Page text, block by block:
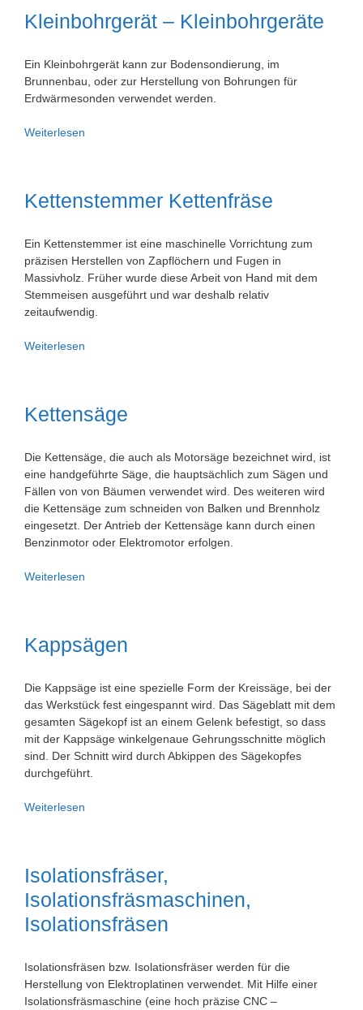
Kleinbohrgerät – Kleinbohrgeräte
Ein Kleinbohrgerät kann zur Bodensondierung, im
Brunnenbau, oder zur Herstellung von Bohrungen für
Erdwärmesonden verwendet werden.
Weiterlesen
Kettenstemmer Kettenfräse
Ein Kettenstemmer ist eine maschinelle Vorrichtung zum
präzisen Herstellen von Zapflöchern und Fugen in
Massivholz. Früher wurde diese Arbeit von Hand mit dem
Stemmeisen ausgeführt und war deshalb relativ
zeitaufwendig.
Weiterlesen
Kettensäge
Die Kettensäge, die auch als Motorsäge bezeichnet wird, ist
eine handgeführte Säge, die hauptsächlich zum Sägen und
Fällen von von Bäumen verwendet wird. Des weiteren wird
die Kettensäge zum schneiden von Balken und Brennholz
eingesetzt. Der Antrieb der Kettensäge kann durch einen
Benzinmotor oder Elektromotor erfolgen.
Weiterlesen
Kappsägen
Die Kappsäge ist eine spezielle Form der Kreissäge, bei der
das Werkstück fest eingespannt wird. Das Sägeblatt mit dem
gesamten Sägekopf ist an einem Gelenk befestigt, so dass
mit der Kappsäge winkelgenaue Gehrungsschnitte möglich
sind. Der Schnitt wird durch Abkippen des Sägekopfes
durchgeführt.
Weiterlesen
Isolationsfräser,
Isolationsfräsmaschinen,
Isolationsfräsen
Isolationsfräsen bzw. Isolationsfräser werden für die
Herstellung von Elektroplatinen verwendet. Mit Hilfe einer
Isolationsfräsmaschine (eine hoch präzise CNC –